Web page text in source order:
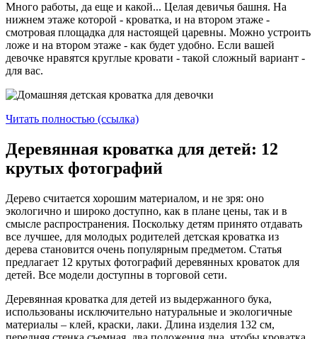
Много работы, да еще и какой... Целая девичья башня. На
нижнем этаже которой - кроватка, и на втором этаже -
смотровая площадка для настоящей царевны. Можно устроить
ложе и на втором этаже - как будет удобно. Если вашей
девочке нравятся круглые кровати - такой сложный вариант -
для вас.
Читать полностью (ссылка)
Деревянная кроватка для детей: 12
крутых фотографий
Дерево считается хорошим материалом, и не зря: оно
экологично и широко доступно, как в плане цены, так и в
смысле распространения. Поскольку детям принято отдавать
все лучшее, для молодых родителей детская кроватка из
дерева становится очень популярным предметом. Статья
предлагает 12 крутых фотографий деревянных кроваток для
детей. Все модели доступны в торговой сети.
Деревянная кроватка для детей из выдержанного бука,
использованы исключительно натуральные и экологичные
материалы – клей, краски, лаки. Длина изделия 132 см,